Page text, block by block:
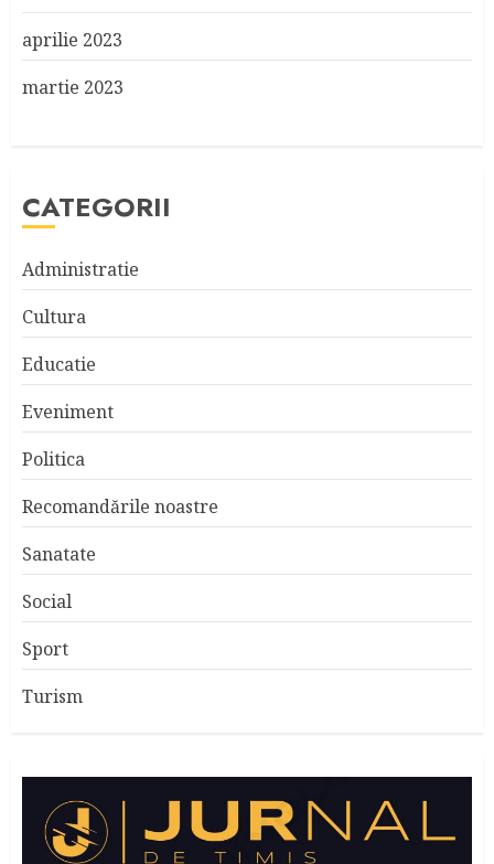
aprilie 2023
martie 2023
CATEGORII
Administratie
Cultura
Educatie
Eveniment
Politica
Recomandările noastre
Sanatate
Social
Sport
Turism